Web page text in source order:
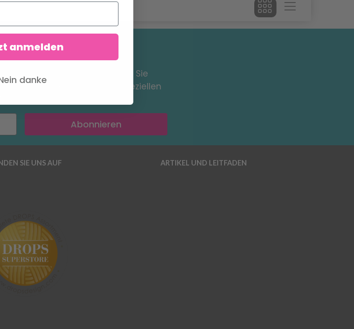
Sie bis zu 50%
Community und erhalten Sie
Strickmustern und speziellen
Abonnieren
SIE UNS AUF ARTIKEL UND LEITFADEN
anmelden
danke